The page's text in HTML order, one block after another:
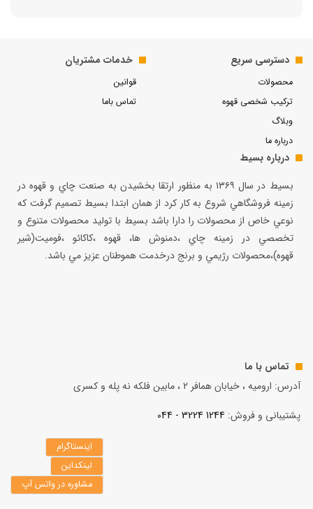
دسترسی سریع
محصولات
ترکیب شخصی قهوه
وبلاگ
درباره ما
خدمات مشتریان
قوانین
تماس باما
درباره بسیط
بسيط در سال ۱۳۶۹ به منظور ارتقا بخشيدن به صنعت چاي و قهوه در
زمينه فروشگاهي شروع به كار كرد از همان ابتدا بسيط تصميم گرفت كه
نوعي خاص از محصولات را دارا باشد بسيط با توليد محصولات متنوع و
تخصصي در زمينه چاي ،دمنوش ها، قهوه ،كاكائو ،فوميت(شير
قهوه)،محصولات رژيمي و برنج درخدمت هموطنان عزيز مي باشد.
تماس با ما
آدرس: ارومیه ، خیابان همافر 2 ، مابين فلكه نه پله و کسری
پشتیبانی و فروش: 1244 3224 - 044
اینستاگرام
لینکداین
مشاوره در واتس آپ